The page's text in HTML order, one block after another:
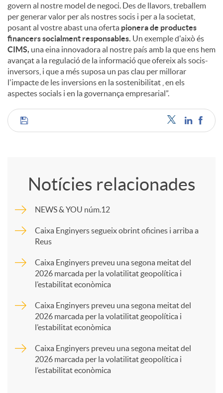
govern al nostre model de negoci. Des de llavors, treballem
per generar valor per als nostres socis i per a la societat,
posant al vostre abast una oferta pionera de productes
financers socialment responsables. Un exemple d'això és
CIMS, una eina innovadora al nostre país amb la que ens hem
avançat a la regulació de la informació que ofereix als socis-
inversors, i que a més suposa un pas clau per millorar
l'impacte de les inversions en la sostenibilitat , en els
aspectes socials i en la governança empresarial”.
C
m
p
a
Notícies relacionades
NEWS & YOU núm.12
Caixa Enginyers segueix obrint oficines i arriba a
Reus
Caixa Enginyers preveu una segona meitat del
2026 marcada per la volatilitat geopolítica i
l’estabilitat econòmica
Caixa Enginyers preveu una segona meitat del
2026 marcada per la volatilitat geopolítica i
l’estabilitat econòmica
Caixa Enginyers preveu una segona meitat del
2026 marcada per la volatilitat geopolítica i
l’estabilitat econòmica